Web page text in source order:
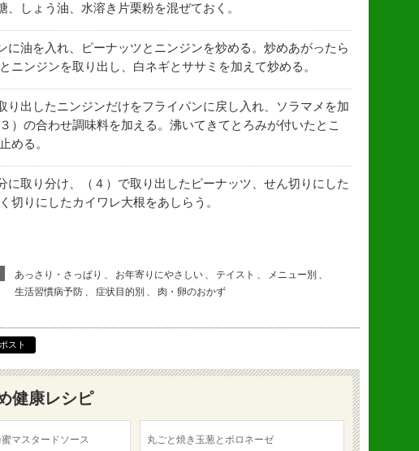
、しょう油、水溶き片栗粉を混ぜておく。
に油を入れ、ピーナッツとニンジンを炒める。炒めあがったら
ニンジンを取り出し、白ネギとササミを加えて炒める。
り出したニンジンだけをフライパンに戻し入れ、ソラマメを加
）の合わせ調味料を加える。沸いてきてとろみが付いたとこ
める。
に取り分け、（４）で取り出したピーナッツ、せん切りにした
切りにしたカイワレ大根をあしらう。
あっさり・さっぱり 、 お年寄りにやさしい 、 テイスト 、 メニュー別 、
生活習慣病予防 、 症状目的別 、 肉・卵のおかず
ポスト
健康レシピ
マスタードソース 丸ごと焼き玉葱とボロネーゼ